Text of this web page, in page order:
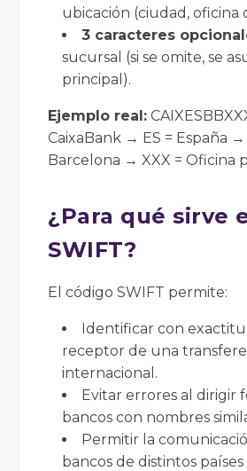
ubicación (ciudad, oficina
3 caracteres
sucursal (si se omite, se
principal).
Ejemplo real:
CaixaBank → ES = España →
Barcelona → XXX = Oficina
¿Para qué sirve
SWIFT?
El código SWIFT permite:
Identificar con
receptor de una
internacional.
Evitar errores al dirigir
bancos con nombres
Permitir la
bancos de distintos